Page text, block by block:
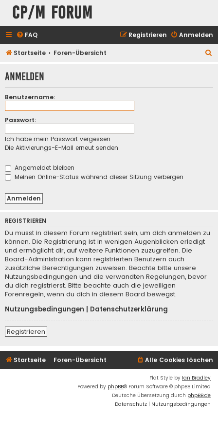
CP/M Forum
FAQ Anmelden
Registrieren
Startseite Foren-Übersicht
h
Anmelden
Benutzername:
Passwort:
Ich habe mein Passwort vergessen
Die Aktivierungs-E-Mail erneut senden
Angemeldet bleiben
Meinen Online-Status während dieser Sitzung verbergen
REGISTRIEREN
Du musst in diesem Forum registriert sein, um dich anmelden zu
können. Die Registrierung ist in wenigen Augenblicken erledigt
und ermöglicht dir, auf weitere Funktionen zuzugreifen. Die
Board-Administration kann registrierten Benutzern auch
zusätzliche Berechtigungen zuweisen. Beachte bitte unsere
Nutzungsbedingungen und die verwandten Regelungen, bevor
du dich registrierst. Bitte beachte auch die jeweiligen
Forenregeln, wenn du dich in diesem Board bewegst.
Nutzungsbedingungen
Datenschutzerklärung
Registrieren
Startseite Foren-Übersicht Alle Cookies löschen
Flat Style by Ian Bradley
Powered by phpBB® Forum Software © phpBB Limited
Deutsche Übersetzung durch phpBB.de
Datenschutz | Nutzungsbedingungen